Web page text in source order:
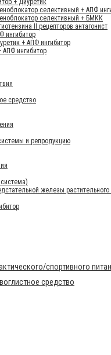
+ Диуретик
селективный + АПФ
селективный + БМКК
II рецепторов антагонист
ингибитор
+ АПФ ингибитор
АПФ ингибитор
средство
и репродукцию
железы
спортивного
средство